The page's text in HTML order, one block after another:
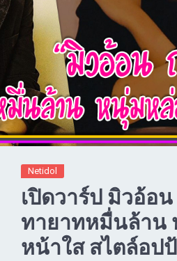
Netidol
เปิดวาร์ป มิวอ้
ทายาทหมื่นล้าน
หน้าใส สไตล์อป